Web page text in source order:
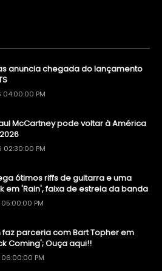
anuncia chegada do lançamento
PM
McCartney pode voltar à América
PM
ótimos riffs de guitarra e uma
em 'Rain', faixa de estreia da banda
PM
faz parceria com Bart Topher em
Coming'; Ouça aqui!!
PM